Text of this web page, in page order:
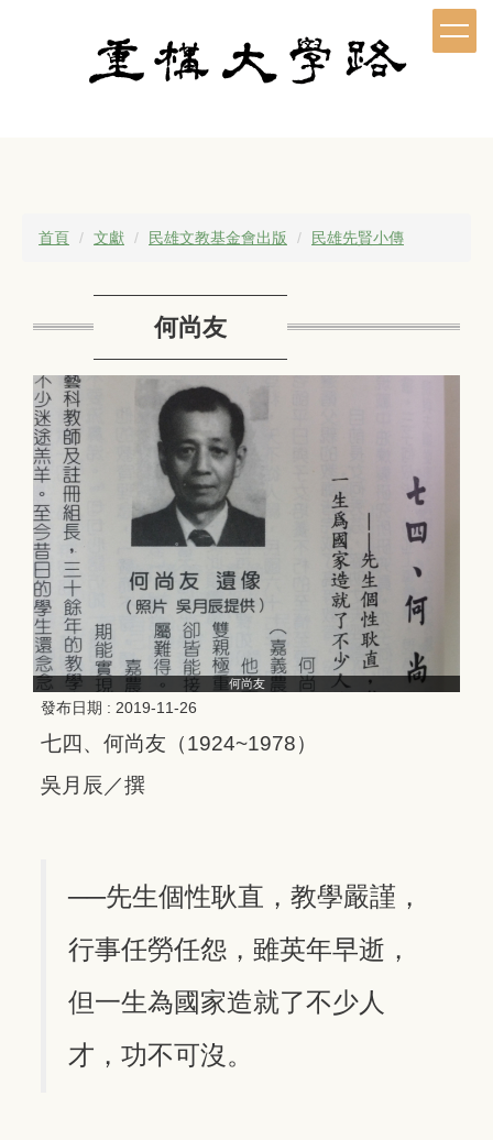
首頁 文獻 民雄文教基金會出版 民雄先賢小傳
何尚友
何尚友
發布日期 : 2019-11-26
七四、何尚友（1924~1978）
吳月辰／撰
──先生個性耿直，教學嚴謹，
行事任勞任怨，雖英年早逝，
但一生為國家造就了不少人
才，功不可沒。